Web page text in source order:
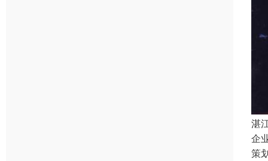
湛
企
策